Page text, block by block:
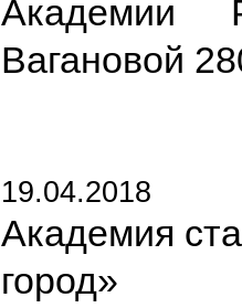
Академии
Вагановой
19.04.2018
Академия
город»